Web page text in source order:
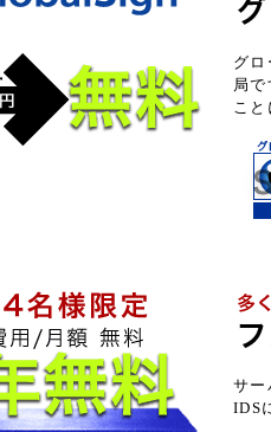
グ
局
こ
サー
IDS